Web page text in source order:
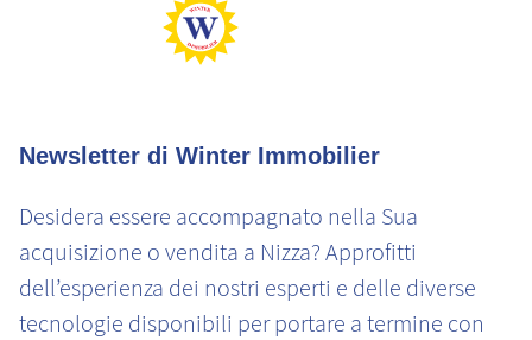
Emissioni di CO2 molto elevate
Newsletter di Winter Immobilier
Desidera essere accompagnato nella Sua
acquisizione o vendita a Nizza? Approfitti
dell’esperienza dei nostri esperti e delle diverse
tecnologie disponibili per portare a termine con